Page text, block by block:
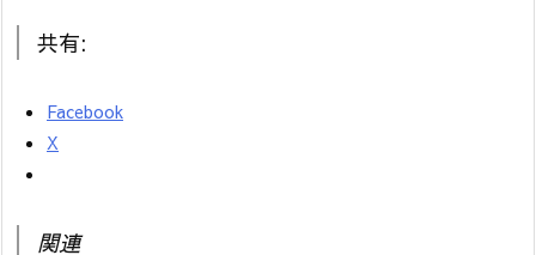
共有:
Facebook
X
関連